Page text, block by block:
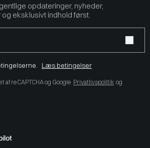
opdateringer, nyheder,
eksklusivt indhold først.
Læs betingelser
reCAPTCHA og Google Privatlivspolitik og